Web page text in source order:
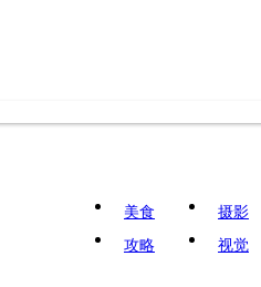
美食 摄影
攻略
视觉